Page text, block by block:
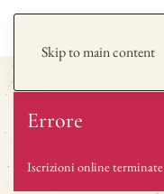
Skip to main content
Errore
Iscrizioni online terminate